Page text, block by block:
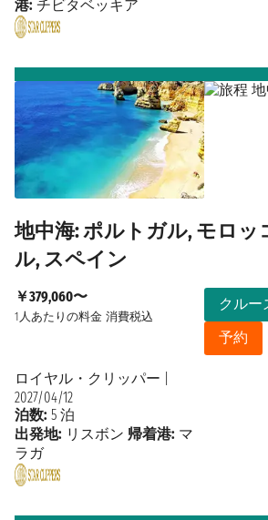
港: チビタベッキア
地中海: ポルトガル, モロッ
ル, スペイン
￥379,060〜
1人あたりの料金 消費税込
クルー
予約
ロイヤル・クリッパー
2027/04/12
泊数: 5 泊
出発地: リスボン 帰着港: マ
ラガ